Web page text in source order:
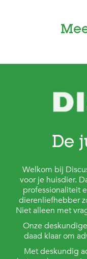
De
Welkom bij
voor je huisdier.
professionaliteit
dierenliefhebber
Niet alleen met
Onze
daad klaar om
Met deskundig